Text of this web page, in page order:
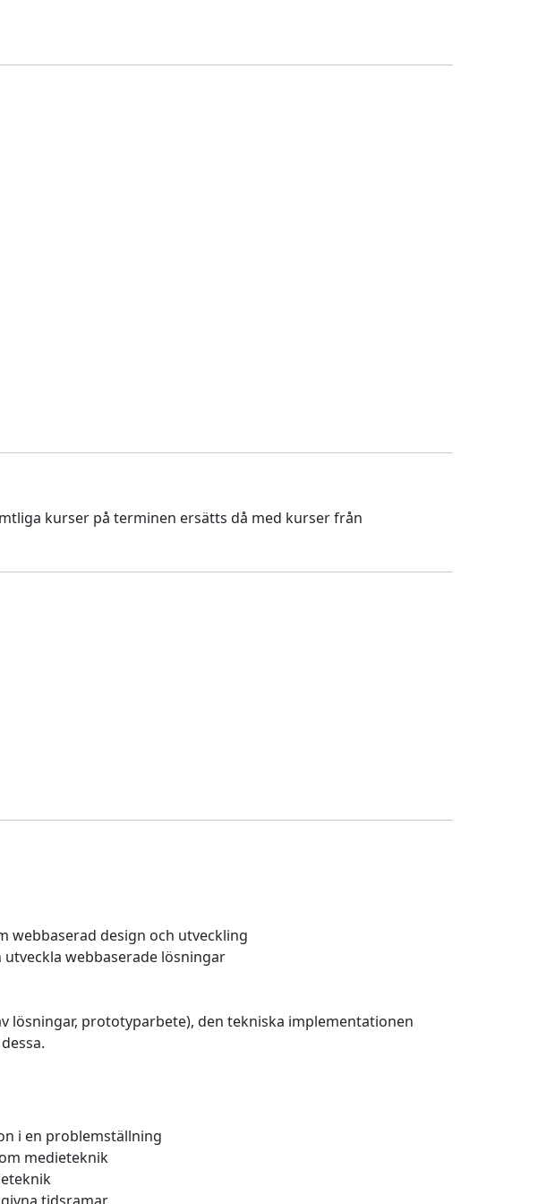
kurser på terminen ersätts då med kurser från
webbaserad design och utveckling
webbaserade lösningar
lösningar, prototyparbete), den tekniska implementationen
i en problemställning
medieteknik